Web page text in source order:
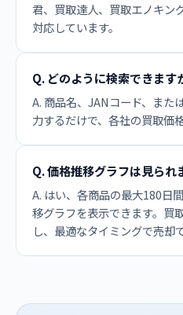
君、買取達人、買取エノキン
対応しています。
Q. どのように検索できます
A. 商品名、JANコード、また
力するだけで、各社の買取価
Q. 価格推移グラフは見られ
A. はい、各商品の最大180日
移グラフを表示できます。買
し、最適なタイミングで売却